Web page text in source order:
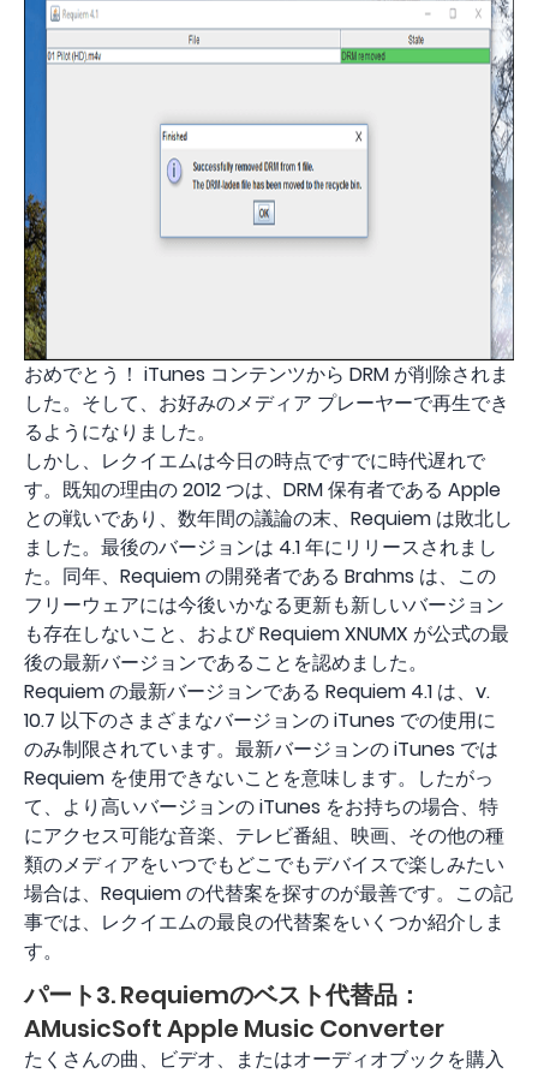
おめでとう！ iTunes コンテンツから DRM が削除されま
した。そして、お好みのメディア プレーヤーで再生でき
るようになりました。
しかし、レクイエムは今日の時点ですでに時代遅れで
す。既知の理由の 2012 つは、DRM 保有者である Apple
との戦いであり、数年間の議論の末、Requiem は敗北し
ました。最後のバージョンは 4.1 年にリリースされまし
た。同年、Requiem の開発者である Brahms は、この
フリーウェアには今後いかなる更新も新しいバージョン
も存在しないこと、および Requiem XNUMX が公式の最
後の最新バージョンであることを認めました。
Requiem の最新バージョンである Requiem 4.1 は、v.
10.7 以下のさまざまなバージョンの iTunes での使用に
のみ制限されています。最新バージョンの iTunes では
Requiem を使用できないことを意味します。したがっ
て、より高いバージョンの iTunes をお持ちの場合、特
にアクセス可能な音楽、テレビ番組、映画、その他の種
類のメディアをいつでもどこでもデバイスで楽しみたい
場合は、Requiem の代替案を探すのが最善です。この記
事では、レクイエムの最良の代替案をいくつか紹介しま
す。
パート3. Requiemのベスト代替品：
AMusicSoft Apple Music Converter
たくさんの曲、ビデオ、またはオーディオブックを購入